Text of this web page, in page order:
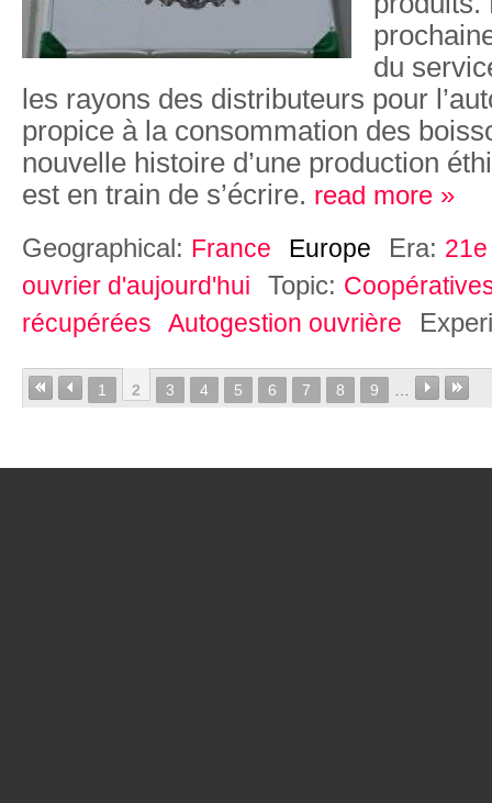
du
les rayons des distributeurs pour
propice à la consommation des
nouvelle histoire d’une production
est en train de s’écrire. read more »
Geographical: France Europe Era:
ouvrier d'aujourd'hui
Topic:
récupérées
Autogestion ouvrière
1 2 3 4 5 6 7 8 9